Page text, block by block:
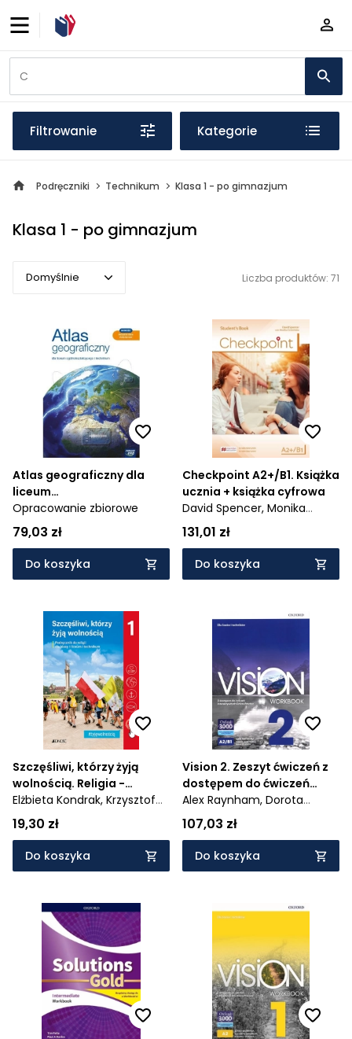
Filtrowanie Kategorie
Podręczniki Technikum Klasa 1 - po gimnazjum
Klasa 1 - po gimnazjum
Domyślnie
Popularne
Cena rosnąco
Cena malejąco
Od najnowszych
Od najstarszych
Liczba produktów: 71
Atlas geograficzny dla
liceum
ogólnokształcącego i
technikum
Opracowanie zbiorowe
79,03 zł
Do koszyka
Checkpoint A2+/B1. Książka
ucznia + książka cyfrowa
David Spencer, Monika
Cichmińska
131,01 zł
Do koszyka
Szczęśliwi, którzy żyją
wolnością. Religia -
podręcznik dla 1. klasy
liceum i technikum - AZ-31-
01/18-KI-5/20
Elżbieta Kondrak, Krzysztof
Mielnicki
19,30 zł
Do koszyka
Vision 2. Zeszyt ćwiczeń z
dostępem do ćwiczeń
interaktywnych Online
Practice
Alex Raynham, Dorota
Borkowska,
107,03 zł
Do koszyka